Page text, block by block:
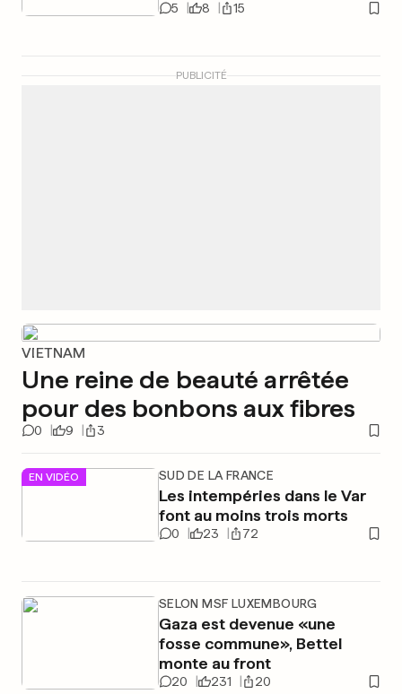
5 8 15
PUBLICITÉ
VIETNAM
Une reine de beauté arrêtée
pour des bonbons aux fibres
0 9 3
EN VIDÉO SUD DE LA FRANCE
Les intempéries dans le Var
font au moins trois morts
0 23 72
SELON MSF LUXEMBOURG
Gaza est devenue «une
fosse commune», Bettel
monte au front
20 231 20